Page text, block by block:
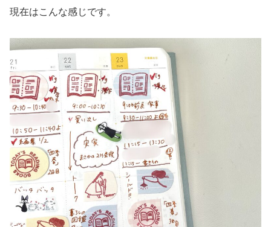
現在はこんな感じです。